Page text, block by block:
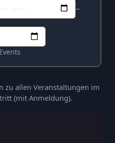
–
zu allen Veranstaltungen im
(mit Anmeldung).